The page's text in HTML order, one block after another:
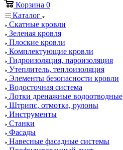
Корзина 0
Каталог
Скатные кровли
Зеленая кровля
Плоские кровли
Комплектующие кровли
Гидроизоляция, пароизоляция
Утеплитель, теплоизоляция
Элементы безопасности кровли
Водосточная система
Лотки дренажные водоотводные
Штрипс, отмотка, рулоны
Инструменты
Станки
Фасады
Навесные фасадные системы